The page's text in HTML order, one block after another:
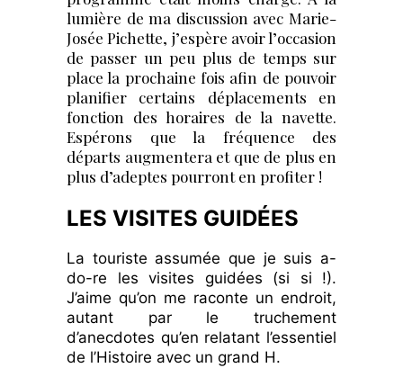
lumière de ma discussion avec Marie-
Josée Pichette, j’espère avoir l’occasion
de passer un peu plus de temps sur
place la prochaine fois afin de pouvoir
planifier certains déplacements en
fonction des horaires de la navette.
Espérons que la fréquence des
départs augmentera et que de plus en
plus d’adeptes pourront en profiter !
LES VISITES GUIDÉES
La touriste assumée que je suis a-
do-re les visites guidées (si si !).
J’aime qu’on me raconte un endroit,
autant par le truchement
d’anecdotes qu’en relatant l’essentiel
de l’Histoire avec un grand H.